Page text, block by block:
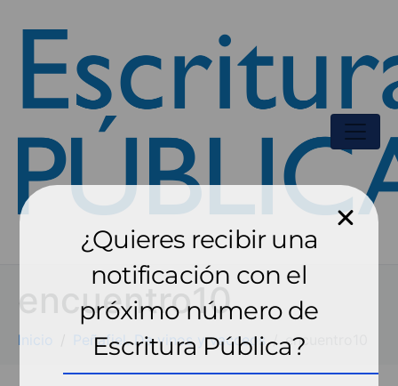
encuentro10
Inicio Peñafiel. De vinos y vacceos encuentro10
¿Quieres recibir una
notificación con el
próximo número de
Escritura Pública?